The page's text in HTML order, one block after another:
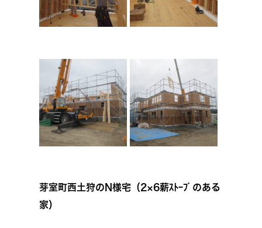
芽室町西土狩のN様宅（2×6薪ｽﾄｰﾌﾞのある
家）